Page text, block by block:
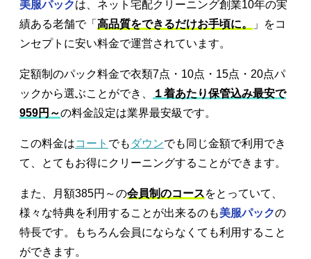
美服パックは、ネット宅配クリーニング創業10年の実
績ある老舗で「 高品質をできるだけお手頃に。
」をコ
ンセプトに安い料金で運営されています。
定額制のパック料金で衣類7点・10点・15点・20点パ
ックから選ぶことができ、
１着あたり保管込み最安で
959円～の料金設定は業界最安級です。
この料金はコート でも ダウンでも同じ金額で利用でき
て、とてもお得にクリーニングすることができます。
また、月額385円～の会員制のコースをとっていて、
様々な特典を利用することが出来るのも美服パックの
特長です。もちろん会員にならなくても利用すること
ができます。